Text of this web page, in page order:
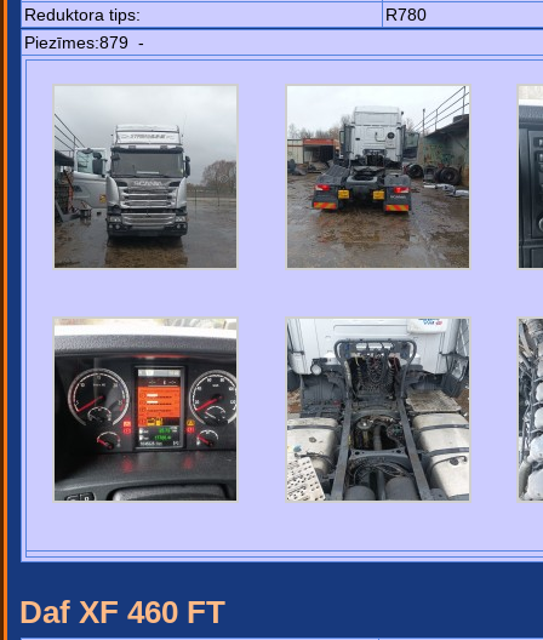
Reduktora tips:
R780
Piezīmes:879 -
Daf XF 460 FT